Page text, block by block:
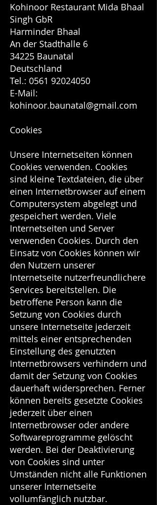
Kohinoor Restaurant Mida Bhaal
Singh GbR
Harminder Bhaal
An der Stadthalle 6
34225 Baunatal
Deutschland
Tel.: 0561 92024050
E-Mail:
kohinoor.baunatal@gmail.com
Cookies
Unsere Internetseiten können
Cookies verwenden. Cookies
sind kleine Textdateien, die über
einen Internetbrowser auf einem
Computersystem abgelegt und
gespeichert werden. Viele
Internetseiten und Server
verwenden Cookies. Durch den
Einsatz von Cookies können wir
den Nutzern unserer
Internetseite nutzerfreundlichere
Services bereitstellen. Die
betroffene Person kann die
Setzung von Cookies durch
unsere Internetseite jederzeit
mittels einer entsprechenden
Einstellung des genutzten
Internetbrowsers verhindern und
damit der Setzung von Cookies
dauerhaft widersprechen. Ferner
können bereits gesetzte Cookies
jederzeit über einen
Internetbrowser oder andere
Softwareprogramme gelöscht
werden. Bei der Deaktivierung
von Cookies sind unter
Umständen nicht alle Funktionen
unserer Internetseite
vollumfänglich nutzbar.